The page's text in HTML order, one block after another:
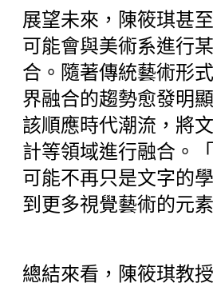
展望未來，陳筱琪甚
可能會與美術系進行
合。隨著傳統藝術形
界融合的趨勢愈發明
該順應時代潮流，將
計等領域進行融合。
可能不再只是文字的
到更多視覺藝術的元
總結來看，陳筱琪教